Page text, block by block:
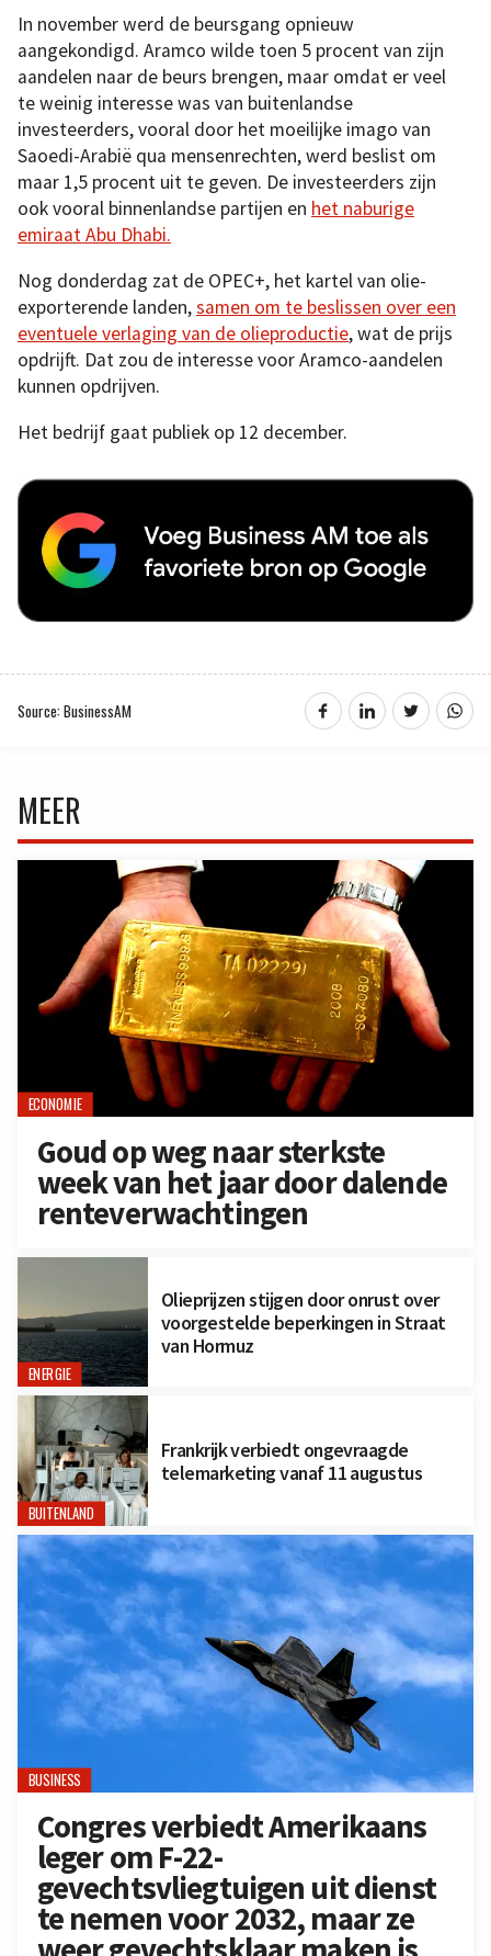
In november werd de beursgang opnieuw
aangekondigd. Aramco wilde toen 5 procent van zijn
aandelen naar de beurs brengen, maar omdat er veel
te weinig interesse was van buitenlandse
investeerders, vooral door het moeilijke imago van
Saoedi-Arabië qua mensenrechten, werd beslist om
maar 1,5 procent uit te geven. De investeerders zijn
ook vooral binnenlandse partijen en het naburige
emiraat Abu Dhabi.
Nog donderdag zat de OPEC+, het kartel van olie-
exporterende landen,samen om te beslissen over een
eventuele verlaging van de olieproductie, wat de prijs
opdrijft. Dat zou de interesse voor Aramco-aandelen
kunnen opdrijven.
Het bedrijf gaat publiek op 12 december.
Source: BusinessAM
MEER
ECONOMIE
Goud op weg naar sterkste
week van het jaar door dalende
renteverwachtingen
ENERGIE
Olieprijzen stijgen door onrust over
voorgestelde beperkingen in Straat
van Hormuz
BUITENLAND
Frankrijk verbiedt ongevraagde
telemarketing vanaf 11 augustus
BUSINESS
Congres verbiedt Amerikaans
leger om F-22-
gevechtsvliegtuigen uit dienst
te nemen voor 2032, maar ze